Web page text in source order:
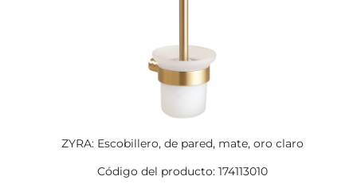
ZYRA: Escobillero, de pared, mate, oro claro
Código del producto: 174113010